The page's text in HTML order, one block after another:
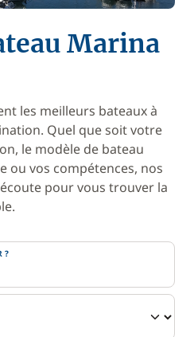
Marina
les meilleurs bateaux à
Quel que soit votre
le modèle de bateau
ou vos compétences, nos
pour vous trouver la
?